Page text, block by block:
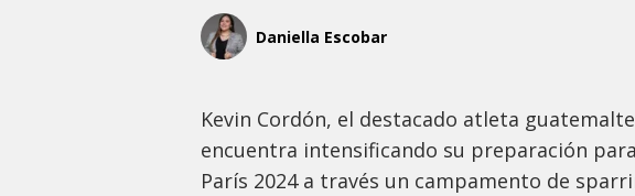
Daniella Escobar
Kevin Cordón, el destacado atleta
encuentra intensificando su preparación
París 2024 a través un campamento de